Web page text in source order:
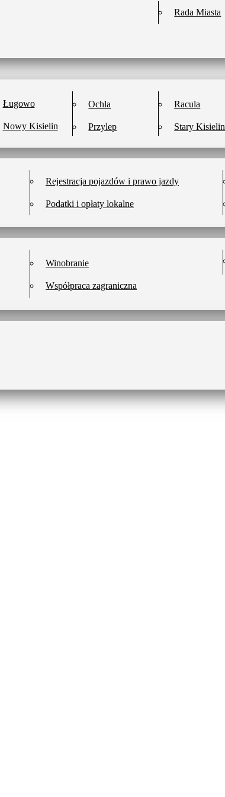
Rada Miasta
Ługowo
Nowy Kisielin
Ochla
Przylep
Racula
Stary Kisielin
Rejestracja pojazdów i prawo jazdy
Podatki i opłaty lokalne
Winobranie
Współpraca zagraniczna